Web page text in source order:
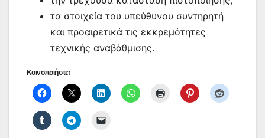
τα στοιχεία του υπεύθυνου συντηρητή
και προαιρετικά τις εκκρεμότητες
τεχνικής αναβάθμισης.
Κοινοποιήστε: